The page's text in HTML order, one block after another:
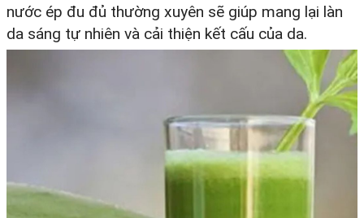
nước ép đu đủ thường xuyên sẽ giúp mang lại làn
da sáng tự nhiên và cải thiện kết cấu của da.